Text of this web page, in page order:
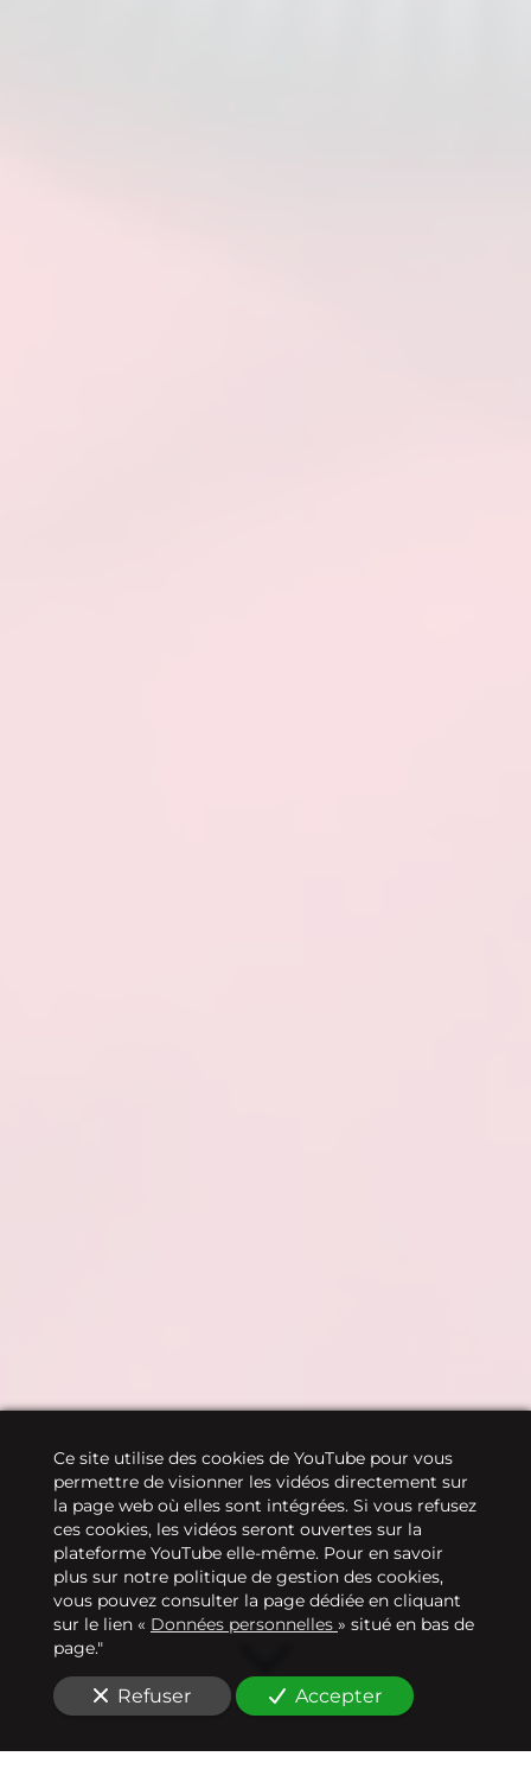
Ce site utilise des cookies de YouTube pour vous
permettre de visionner les vidéos directement sur
la page web où elles sont intégrées. Si vous refusez
ces cookies, les vidéos seront ouvertes sur la
plateforme YouTube elle-même. Pour en savoir
plus sur notre politique de gestion des cookies,
vous pouvez consulter la page dédiée en cliquant
sur le lien « Données personnelles » situé en bas de
page."
Refuser Accepter